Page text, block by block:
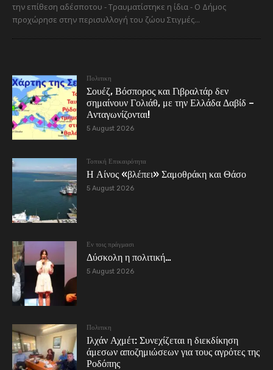
την επίθεση αδέσποτου - Τραυματίστηκε η ίδια - Ο Δήμος
προχώρησε στην περισυλλογή του ζώου Στιγμές...
Πολιτικη
Σουέζ, Βόσπορος και Γιβραλτάρ δεν
σημαίνουν Γολιάθ, με την Ελλάδα Δαβίδ –
Ανταγωνίζονται!
5 August 2026
Τοπική Επικαιρότητα
Η Αίνος «βλέπει» Σαμοθράκη και Θάσο
5 August 2026
Εν τοις πράγμασι
Δύσκολη η πολιτική…
5 August 2026
Πολιτικη
Ιλχάν Αχμέτ: Συνεχίζεται η διεκδίκηση
άμεσων αποζημιώσεων για τους αγρότες της
Ροδόπης